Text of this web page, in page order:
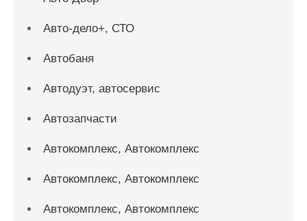
Авто-дело+, СТО
Автобаня
Автодуэт, автосервис
Автозапчасти
Автокомплекс, Автокомплекс
Автокомплекс, Автокомплекс
Автокомплекс, Автокомплекс